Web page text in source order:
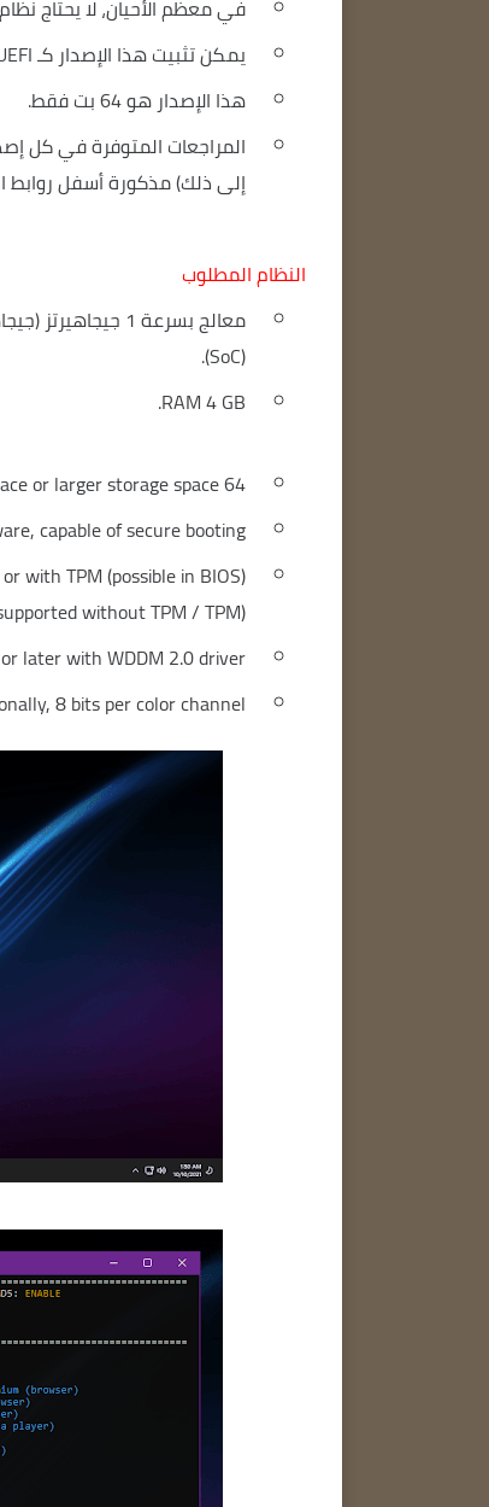
في معظم الأحيان، لا يحتاج نظام Windows 11 إلى وحدة TPM.
يمكن تثبيت هذا الإصدار كـ UEFI.
هذا الإصدار هو 64 بت فقط.
المراجعات المتوفرة في كل
إلى ذلك) مذكورة أسفل روابط
النظام المطلوب
(SoC).
RAM 4 GB.
64 GB storage space or larger storage space
capable of secure booting.
with TPM (possible in BIOS)
(WPE bootable or normal bootable supported without TPM / TPM)
later with WDDM 2.0 driver.
8 bits per color channel.